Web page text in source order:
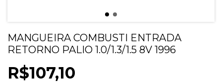
MANGUEIRA COMBUSTI ENTRADA
RETORNO PALIO 1.0/1.3/1.5 8V 1996
R$107,10